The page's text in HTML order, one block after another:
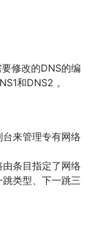
修改的DNS的编
和DNS2 。
来管理专有网络
条目指定了网络
类型、下一跳三